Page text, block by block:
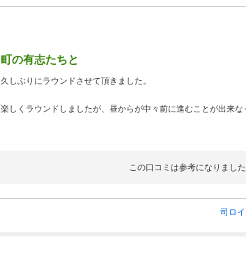
町の有志たちと
久しぶりにラウンドさせて頂きました。
楽しくラウンドしましたが、昼からが中々前に進むことが出来な
それと、マナーが悪い人が結構目立ちました。この口コミは参考になりました
司ロ